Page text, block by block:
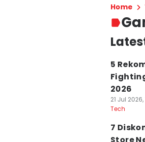
Home
5
2026
21 Jul 2026,
Tech
7